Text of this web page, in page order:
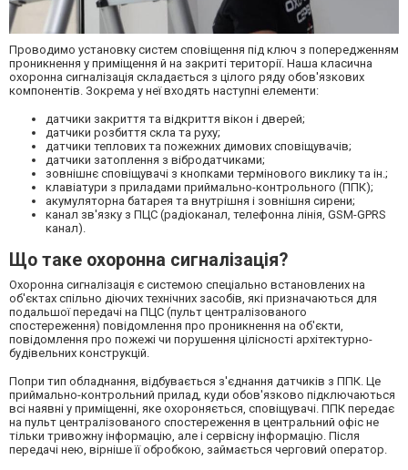
Проводимо установку систем сповіщення під ключ з попередженням
проникнення у приміщення й на закриті території. Наша класична
охоронна сигналізація складається з цілого ряду обов'язкових
компонентів. Зокрема у неї входять наступні елементи:
датчики закриття та відкриття вікон і дверей;
датчики розбиття скла та руху;
датчики теплових та пожежних димових сповіщувачів;
датчики затоплення з вібродатчиками;
зовнішнє сповіщувачі з кнопками термінового виклику та ін.;
клавіатури з приладами приймально-контрольного (ППК);
акумуляторна батарея та внутрішня і зовнішня сирени;
канал зв'язку з ПЦС (радіоканал, телефонна лінія, GSM-GPRS
канал).
Що таке охоронна сигналізація?
Охоронна сигналізація є системою спеціально встановлених на
об'єктах спільно діючих технічних засобів, які призначаються для
подальшої передачі на ПЦС (пульт централізованого
спостереження) повідомлення про проникнення на об'єкти,
повідомлення про пожежі чи порушення цілісності архітектурно-
будівельних конструкцій.
Попри тип обладнання, відбувається з'єднання датчиків з ППК. Це
приймально-контрольний прилад, куди обов'язково підключаються
всі наявні у приміщенні, яке охороняється, сповіщувачі. ППК передає
на пульт централізованого спостереження в центральний офіс не
тільки тривожну інформацію, але і сервісну інформацію. Після
передачі нею, вірніше її обробкою, займається черговий оператор.